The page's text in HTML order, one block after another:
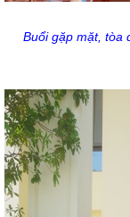
Buổi gặp mặt, tòa